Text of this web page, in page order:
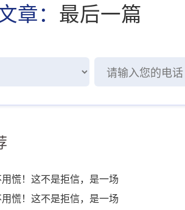
章： 最后一篇
慌！这不是拒信，是一场
慌！这不是拒信，是一场